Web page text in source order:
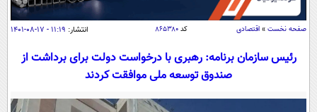
اقتصاد
اقتصادی
خودرو
جامعه
اجتماعی
حوادث
ورزشی
بین الملل
صفحه نخست » اقتصادی کد۸۶۵۳۸۰ انتشار: ۱۱:۱۹ - ۱۷-۰۸-۱۴۰۱
رئیس سازمان برنامه: رهبری با درخواست دولت برای برداشت از
صندوق توسعه ملی موافقت کردند